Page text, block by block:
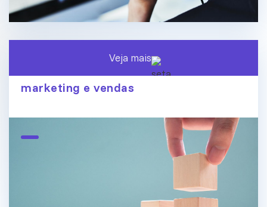
O fim dos silos de dados: conecte
marketing e vendas
Veja mais